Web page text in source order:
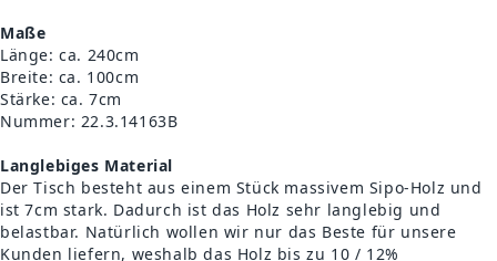
Maße
Länge: ca. 240cm
Breite: ca. 100cm
Stärke: ca. 7cm
Nummer: 22.3.14163B
Langlebiges Material
Der Tisch besteht aus einem Stück massivem Sipo-Holz und
ist 7cm stark. Dadurch ist das Holz sehr langlebig und
belastbar. Natürlich wollen wir nur das Beste für unsere
Kunden liefern, weshalb das Holz bis zu 10 / 12%